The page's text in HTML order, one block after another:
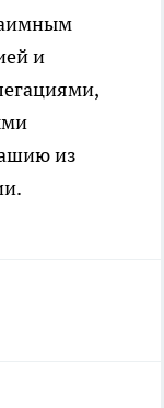
и
из